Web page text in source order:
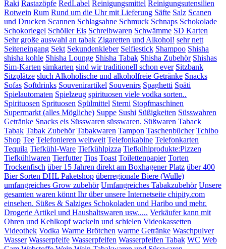
Raki Rastazöpfe RedLabel Reinigungsmittel Reinigungsutensilien
Rotwein Rum Rund um die Uhr mit Lieferung Säfte Salz Scanen
und Drucken Scannen Schlagsahne Schmuck Schnaps Schokolade
Schokoriegel Schöller Eis Schreibwaren Schwämme SD Karten
Sehr große auswahl an tabak Zigaretten und Alkohol! sehr nett
Seiteneingang Sekt Sekundenkleber Selfiestick Shampoo Shisha
shisha kohle Shisha Lounge Shisha Tabak Shisha Zubehör Shishas
Sim-Karten simkarten sind wir traditionell schon ever Sitzbank
Sitzplätze sluch Alkoholische und alkoholfreie Getränke Snacks
Sofas Softdrinks Souvenirartikel Souvenirs Spaghetti Späti
Spielautomaten Spielzeug spirituosen viele vodka sorten..
Spirituosen Sprituosen Spülmittel Sterni Stopfmaschinen
Supermarkt (alles Mögliche) Suppe Sushi Süßigkeiten Süsswahren
Getränke Snacks eis Süsswaren süsswaren. Süßwaren Taback
Tabak Tabak Zubehör Tabakwaren Tampon Taschenbücher Tchibo
Shop Tee Telefonieren weltweit Telefonkabine Telefonkarten
Tequila Tiefkühl-Ware Tiefkühlpizza Tiefkühlprodukte:Pizzen
Tiefkühlwaren Tierfutter Tips Toast Toilettenpapier Torten
Trockenfisch über 15 Jahren direkt am Boxhagener Platz über 400
Bier Sorten DHL Paketshop überregionale Biere (Wulle)
umfangreiches Grow zubehör Umfangreiches Tabakzubehör Unsere
gesamten waren könnt Ihr über unsere Internetseite chipity.com
einsehen. Süßes & Salziges Schokoladen und Haribo und mehr.
Drogerie Artikel und Haushaltswaren usw..... Verkäufer kann mit
Ohren und Kehlkopf wackeln und schielen Videokassetten
Videothek Vodka Warme Brötchen warme Getränke Waschpulver
Wasser Wasserpfeife Wasserpfeifen Wasserpfeifen Tabak WC Web